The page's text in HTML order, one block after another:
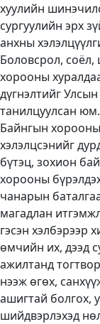
хуулийн
сургуулийн эрх
анхны
Боловсрол,
хорооны
дүгнэлтийг
танилцуулсан
Байнгын хорооны
хэлэлцсэнийг
бүтэц, зохион
хорооны
чанарын
магадлан
гэсэн хэлбэрээр
өмчийн их, дээд
ажилтанд
нээж өгөх,
ашигтай болгох,
шийдвэрлэхэд